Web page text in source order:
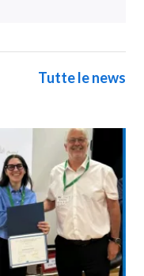
Tutte le news